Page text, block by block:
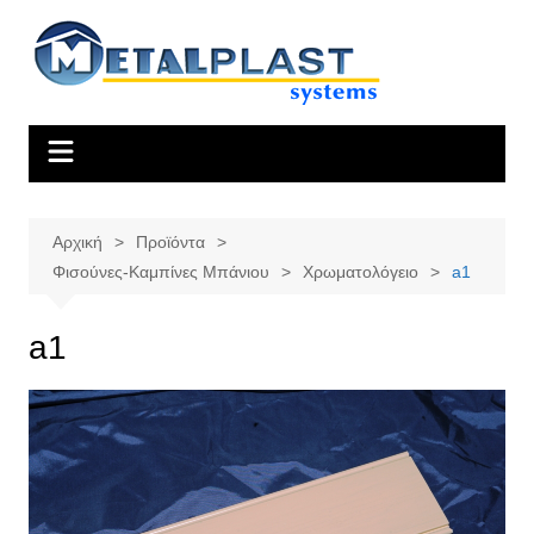
περιεχόμενο
Αρχική
Προϊόντα
Φισούνες-Καμπίνες Μπάνιου
Χρωματολόγειο a1
a1